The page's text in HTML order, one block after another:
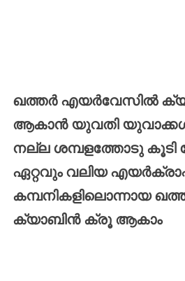
ഖത്തർ എയർവേസിൽ
ആകാൻ യുവതി
നല്ല ശമ്പളത്തോടു കൂടി
ഏറ്റവും വലിയ
കമ്പനികളിലൊന്നായ
ക്യാബിൻ ക്രൂ ആകാം